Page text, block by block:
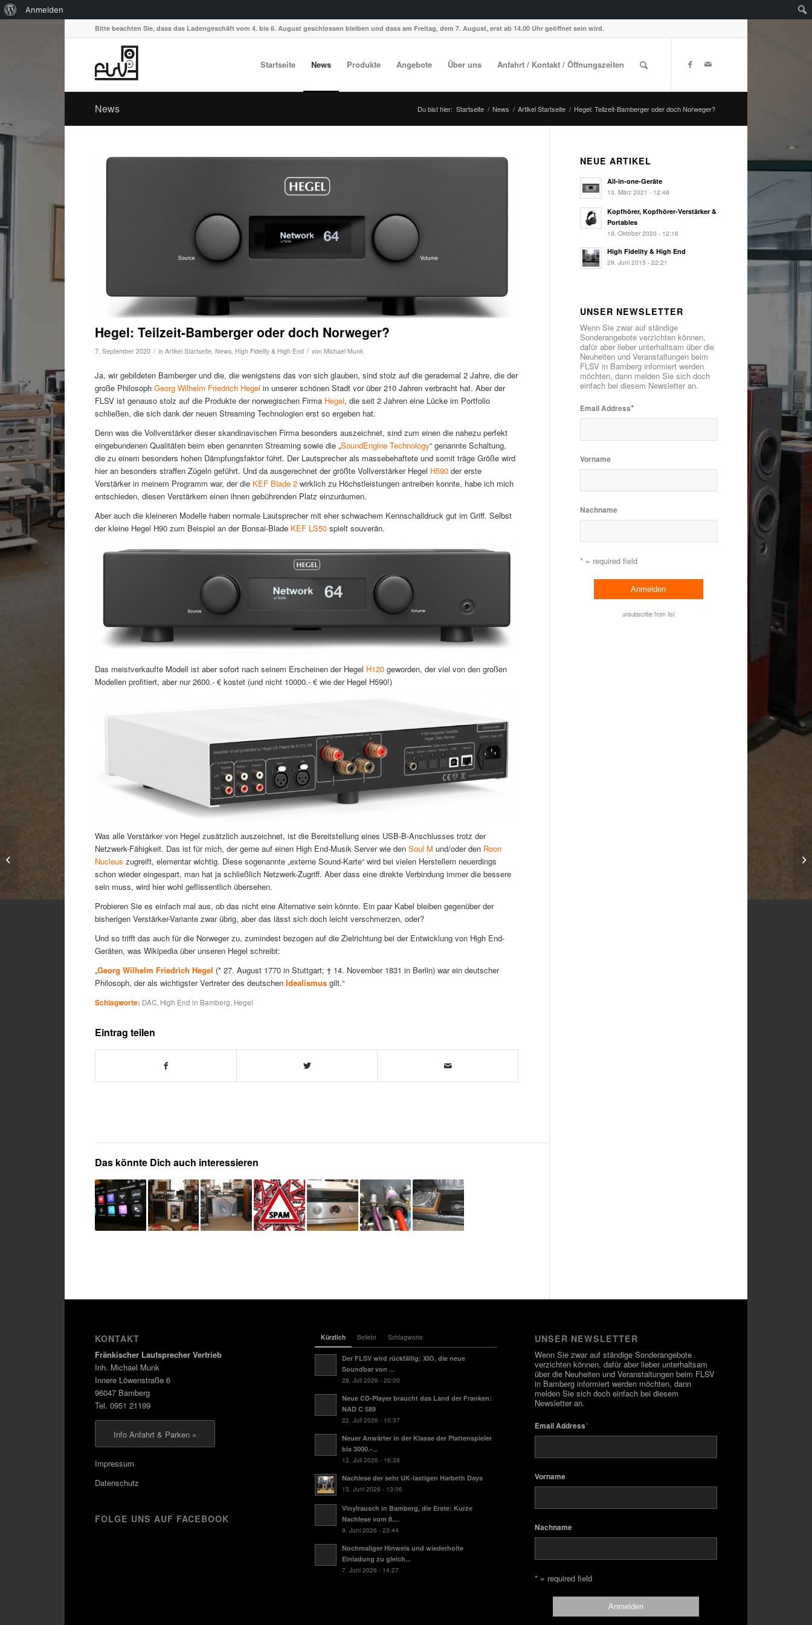
Über
Anmelden
Bitte beachten Sie, dass das Ladengeschäft vom 4. bis 6. August geschlossen bleiben und dass am Freitag, dem 7. August, erst ab 14.00 Uhr geöffnet sein wird.
Startseite News Produkte Angebote Über uns Anfahrt / Kontakt / Öffnungszeiten
News Du bist hier: Startseite / News / Artikel Startseite / Hegel: Teilzeit-Bamberger oder doch Norweger?
Hegel: Teilzeit-Bamberger oder doch Norweger?
7. September 2020 / in Artikel Startseite News High Fidelity & High End / von Michael Munk
Ja, wir gebildeten Bamberger und die, die wenigstens das von sich glauben, sind stolz auf die gerademal 2 Jahre, die der
große Philosoph Georg Wilhelm Friedrich Hegel in unserer schönen Stadt vor über 210 Jahren verbracht hat. Aber der
FLSV ist genauso stolz auf die Produkte der norwegischen Firma Hegel, die seit 2 Jahren eine Lücke im Portfolio
schließen, die sich dank der neuen Streaming Technologien erst so ergeben hat.
Denn was die Vollverstärker dieser skandinavischen Firma besonders auszeichnet, sind zum einen die nahezu perfekt
eingebundenen Qualitäten beim eben genannten Streaming sowie die „SoundEngine Technology“ genannte Schaltung,
die zu einem besonders hohen Dämpfungsfaktor führt. Der Lautsprecher als massebehaftete und somit träge Größe wird
hier an besonders straffen Zügeln geführt. Und da ausgerechnet der größte Vollverstärker Hegel H590 der erste
Verstärker in meinem Programm war, der die KEF Blade 2 wirklich zu Höchstleistungen antreiben konnte, habe ich mich
entschieden, diesen Verstärkern einen ihnen gebührenden Platz einzuräumen.
Aber auch die kleineren Modelle haben normale Lautsprecher mit eher schwachem Kennschalldruck gut im Griff. Selbst
der kleine Hegel H90 zum Beispiel an der Bonsai-Blade KEF LS50 spielt souverän.
Das meistverkaufte Modell ist aber sofort nach seinem Erscheinen der Hegel H120 geworden, der viel von den großen
Modellen profitiert, aber nur 2600.- € kostet (und nicht 10000.- € wie der Hegel H590!)
Was alle Verstärker von Hegel zusätzlich auszeichnet, ist die Bereitstellung eines USB-B-Anschlusses trotz der
Netzwerk-Fähigkeit. Das ist für mich, der gerne auf einen High End-Musik Server wie den Soul M und/oder den Roon
Nucleus zugreift, elementar wichtig. Diese sogenannte „externe Sound-Karte“ wird bei vielen Herstellern neuerdings
schon wieder eingespart, man hat ja schließlich Netzwerk-Zugriff. Aber dass eine direkte Verbindung immer die bessere
sein muss, wird hier wohl geflissentlich übersehen.
Probieren Sie es einfach mal aus, ob das nicht eine Alternative sein könnte. Ein paar Kabel bleiben gegenüber der
bisherigen Verstärker-Variante zwar übrig, aber das lässt sich doch leicht verschmerzen, oder?
Und so trifft das auch für die Norweger zu, zumindest bezogen auf die Zielrichtung bei der Entwicklung von High End-
Geräten, was Wikipedia über unseren Hegel schreibt:
„Georg Wilhelm Friedrich Hegel (* 27. August 1770 in Stuttgart; † 14. November 1831 in Berlin) war ein deutscher
Philosoph, der als wichtigster Vertreter des deutschen Idealismus gilt.“
Schlagworte: DAC, High End in Bamberg, Hegel
Eintrag teilen
Das könnte Dich auch interessieren
NEUE ARTIKEL
All-in-one-Geräte
13. März 2021 - 12:48
Kopfhörer, Kopfhörer-Verstärker &
Portables
19. Oktober 2020 - 12:16
High Fidelity & High End
29. Juni 2015 - 22:21
UNSER NEWSLETTER
Wenn Sie zwar auf ständige
Sonderangebote verzichten können,
dafür aber lieber unterhaltsam über die
Neuheiten und Veranstaltungen beim
FLSV in Bamberg informiert werden
möchten, dann melden Sie sich doch
einfach bei diesem Newsletter an.
Email Address*
Vorname
Nachname
* = required field
unsubscribe from list
KONTAKT
Fränkischer Lautsprecher Vertrieb
Inh. Michael Munk
Innere Löwenstraße 6
96047 Bamberg
Tel. 0951 21199
Info Anfahrt & Parken »
Impressum
Datenschutz
FOLGE UNS AUF FACEBOOK
Kürzlich Beliebt Schlagworte
Der FLSV wird rückfällig: XIO, die neue
Soundbar von ...
28. Juli 2026 - 20:00
Neue CD-Player braucht das Land der Franken:
NAD C 589
22. Juli 2026 - 10:37
Neuer Anwärter in der Klasse der Plattenspieler
bis 3000.-...
12. Juli 2026 - 16:38
Nachlese der sehr UK-lastigen Harbeth Days
15. Juni 2026 - 13:06
Vinylrausch in Bamberg, die Erste: Kurze
Nachlese vom 8....
9. Juni 2026 - 23:44
Nochmaliger Hinweis und wiederholte
Einladung zu gleich...
7. Juni 2026 - 14:27
UNSER NEWSLETTER
Wenn Sie zwar auf ständige Sonderangebote
verzichten können, dafür aber lieber unterhaltsam
über die Neuheiten und Veranstaltungen beim FLSV
in Bamberg informiert werden möchten, dann
melden Sie sich doch einfach bei diesem
Newsletter an.
Email Address*
Vorname
Nachname
* = required field
Digitalos: Silent Angel